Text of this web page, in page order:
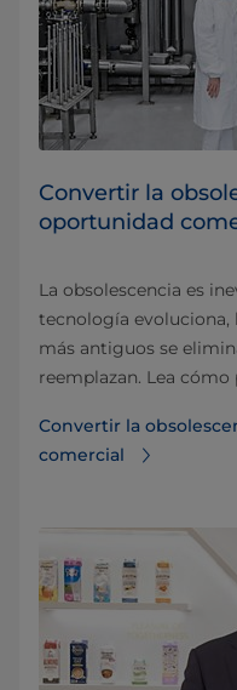
Convertir la
oportunidad
La obsolescencia es
tecnología evoluciona,
más antiguos se
reemplazan. Lea
Convertir la
comercial